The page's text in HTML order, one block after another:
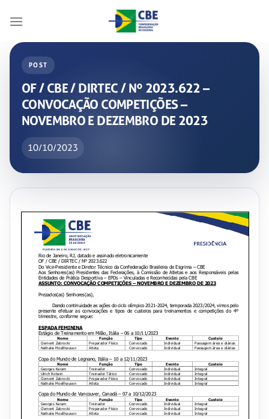
POST
OF / CBE / DIRTEC / Nº 2023.622 –
CONVOCAÇÃO COMPETIÇÕES –
NOVEMBRO E DEZEMBRO DE 2023
10/10/2023